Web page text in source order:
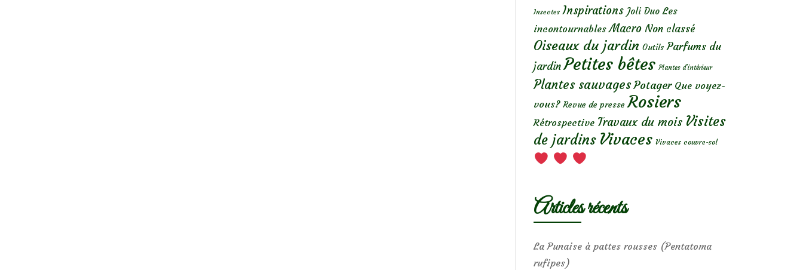
Insectes Inspirations Joli Duo Les
incontournables Macro Non classé
Oiseaux du jardin Outils Parfums du
jardin Petites bêtes Plantes d’intérieur
Plantes sauvages Potager Que voyez-
vous? Revue de presse Rosiers
Rétrospective Travaux du mois Visites
de jardins Vivaces Vivaces couvre-sol
Articles récents
La Punaise à pattes rousses (Pentatoma
rufipes)